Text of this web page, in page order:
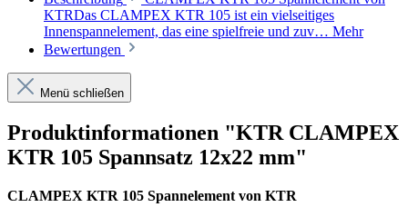
KTRDas CLAMPEX KTR 105 ist ein vielseitiges
Innenspannelement, das eine spielfreie und zuv… Mehr
Bewertungen
Menü schließen
Produktinformationen "KTR CLAMPEX
KTR 105 Spannsatz 12x22 mm"
CLAMPEX KTR 105 Spannelement von KTR